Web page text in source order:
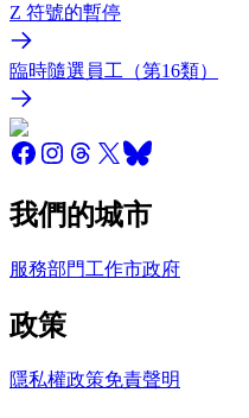
Z 符號的暫停
臨時隨選員工（第16類）
我們的城市
服務部門工作市政府
政策
隱私權政策免責聲明